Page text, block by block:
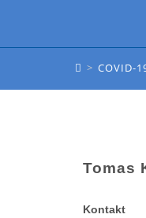
> COVID-
Tomas
Kontakt